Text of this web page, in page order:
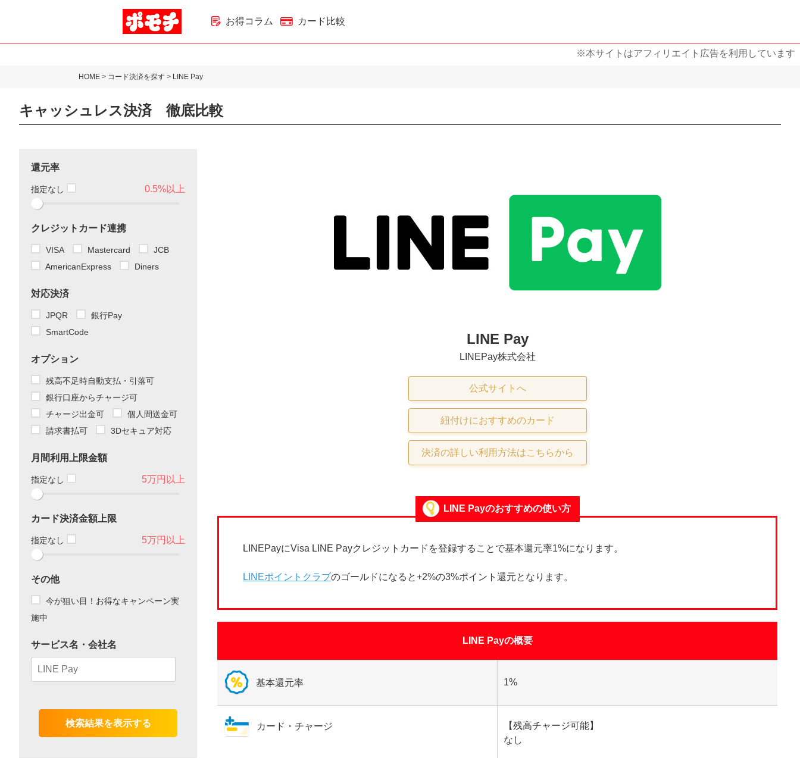
お得コラム カード比較
※本サイトはアフィリエイト広告を利用しています
HOME > コード決済を探す > LINE Pay
キャッシュレス決済 徹底比較
還元率
指定なし 0.5%以上
クレジットカード連携
VISA Mastercard
JCB
AmericanExpress
Diners
対応決済
JPQR
銀行Pay
SmartCode
オプション
残高不足時自動支払・引落可
銀行口座からチャージ可
チャージ出金可
個人間送金可
請求書払可
3Dセキュア対応
月間利用上限金額
指定なし 5万円以上
カード決済金額上限
指定なし 5万円以上
その他
今が狙い目！お得なキャンペーン実
施中
サービス名・会社名
LINE Pay
LINEPay株式会社
公式サイトへ
紐付けにおすすめのカード
決済の詳しい利用方法はこちらから
LINE Payのおすすめの使い方
LINEPayにVisa LINE Payクレジットカードを登録することで基本還元率1%になります。
LINEポイントクラブのゴールドになると+2%の3%ポイント還元となります。
LINE Payの概要
基本還元率 1%
カード・チャージ
【残高チャージ可能】
なし